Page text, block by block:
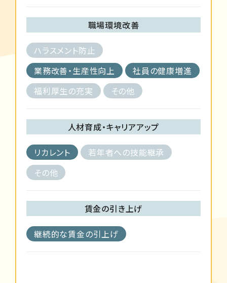
職場環境改善
ハラスメント防止
業務改善・生産性向上
社員の健康増進
福利厚生の充実
その他
人材育成・キャリアアップ
リカレント
若年者への技能継承
その他
賃金の引き上げ
継続的な賃金の引上げ